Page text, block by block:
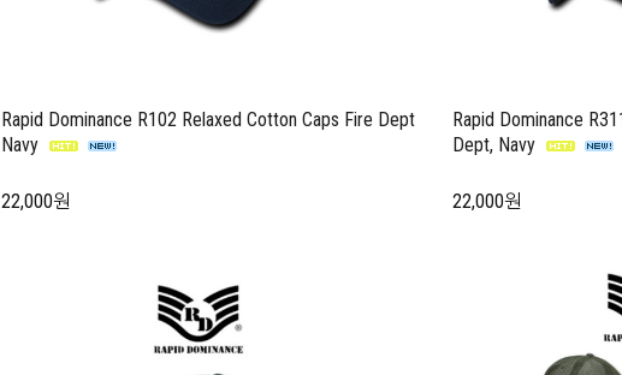
Rapid Dominance R102 Relaxed Cotton Caps Fire Dept
Navy
22,000원
Rapid Dominance
Dept, Navy
22,000원